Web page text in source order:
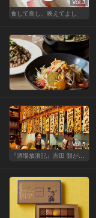
食して良し、映えてよし
Vol.5